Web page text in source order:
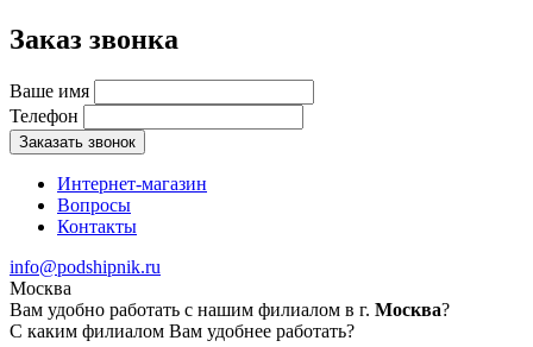
Заказ звонка
Ваше имя
Телефон
Заказать звонок
Интернет-магазин
Вопросы
Контакты
info@podshipnik.ru
Москва
Вам удобно работать с нашим филиалом в г. Москва?
С каким филиалом Вам удобнее работать?